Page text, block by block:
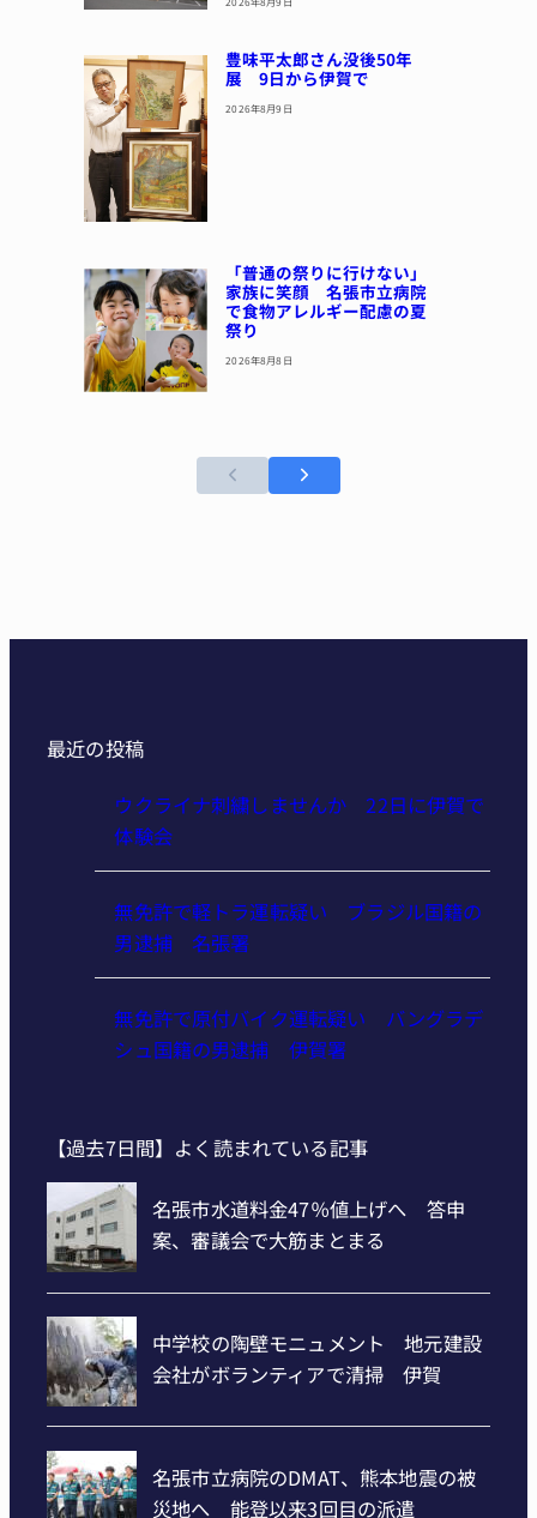
豊味平太郎さん没後50年
展 9日から伊賀で
2026年8月9日
「普通の祭りに行けない」
家族に笑顔 名張市立病院
で食物アレルギー配慮の夏
祭り
2026年8月8日
最近の投稿
ウクライナ刺繍しませんか 22日に伊賀で
体験会
無免許で軽トラ運転疑い ブラジル国籍の
男逮捕 名張署
無免許で原付バイク運転疑い バングラデ
シュ国籍の男逮捕 伊賀署
【過去7日間】よく読まれている記事